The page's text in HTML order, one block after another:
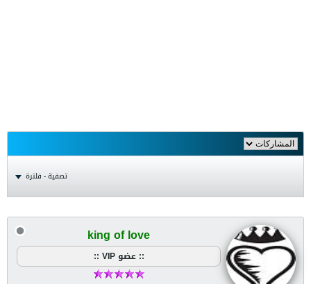
تصفية - فلترة
king of love
:: عضو VIP ::